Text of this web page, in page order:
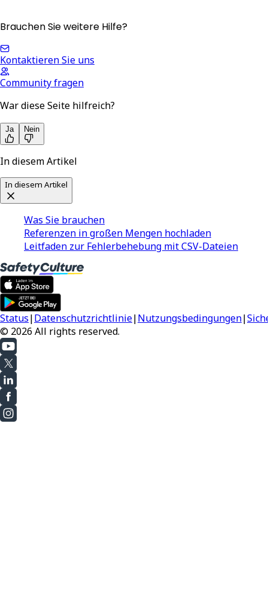
Brauchen Sie weitere Hilfe?
Kontaktieren Sie uns
Community fragen
War diese Seite hilfreich?
Ja Nein
In diesem Artikel
In diesem Artikel
Was Sie brauchen
Referenzen in großen Mengen hochladen
Leitfaden zur Fehlerbehebung mit CSV-Dateien
Status|Datenschutzrichtlinie|Nutzungsbedingungen|
© 2026 All rights reserved.